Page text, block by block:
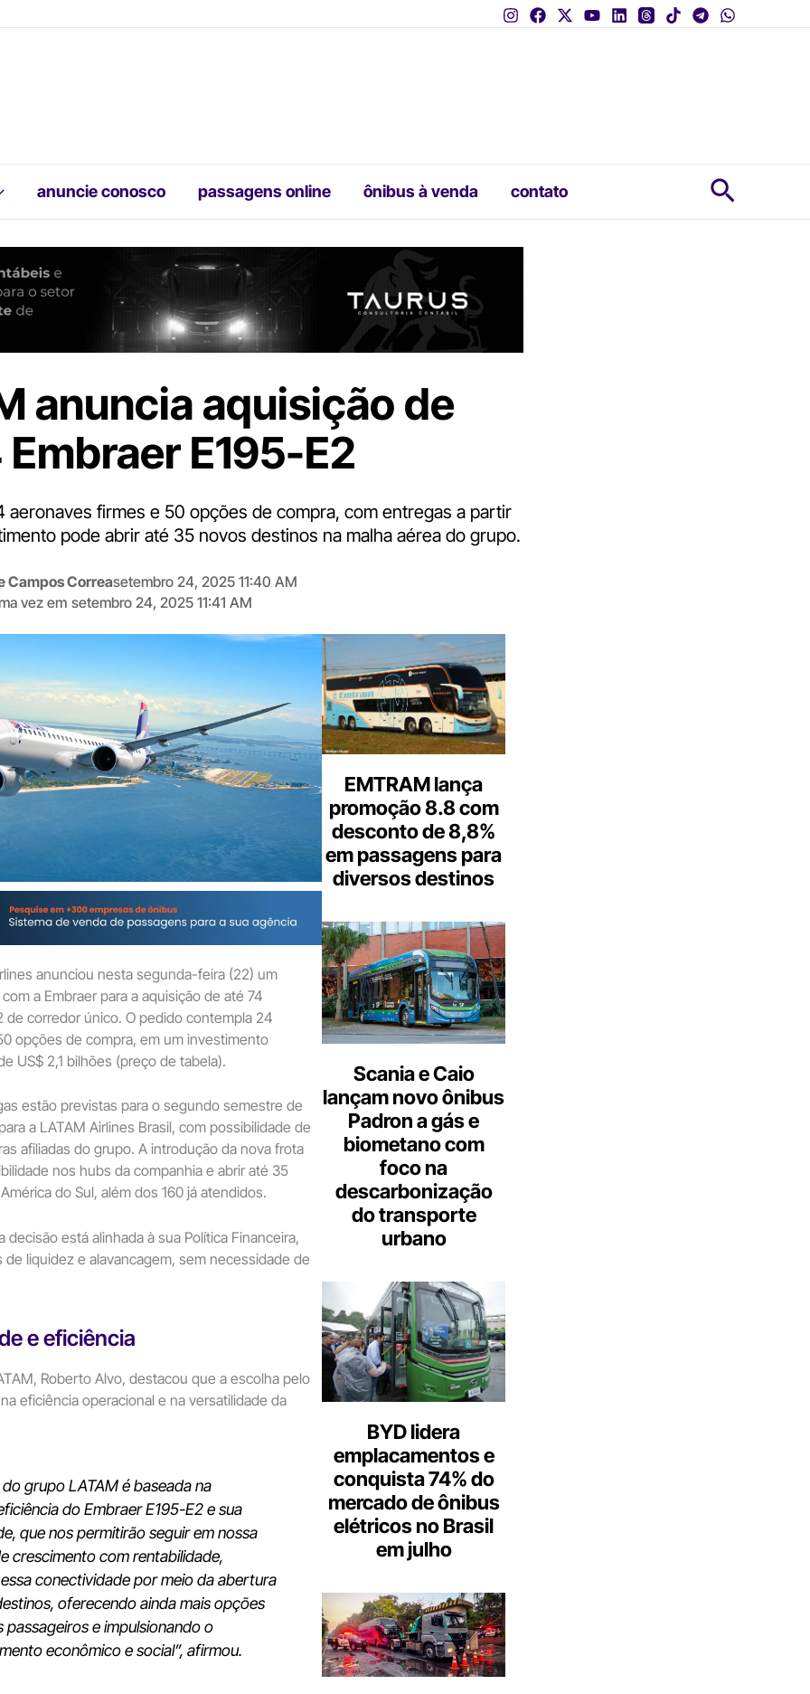
anuncie conosco passagens online ônibus à venda contato
anuncia aquisição de
E195-E2
aeronaves firmes e 50 opções de compra, com entregas a partir
pode abrir até 35 novos destinos na malha aérea do grupo.
Campos Correasetembro 24, 2025 11:40 AM
vez em setembro 24, 2025 11:41 AM
anunciou nesta segunda-feira (22) um
a Embraer para a aquisição de até 74
de corredor único. O pedido contempla 24
opções de compra, em um investimento
US$ 2,1 bilhões (preço de tabela).
estão previstas para o segundo semestre de
a LATAM Airlines Brasil, com possibilidade de
afiliadas do grupo. A introdução da nova frota
nos hubs da companhia e abrir até 35
do Sul, além dos 160 já atendidos.
decisão está alinhada à sua Política Financeira,
de liquidez e alavancagem, sem necessidade de
e eficiência
Roberto Alvo, destacou que a escolha pelo
eficiência operacional e na versatilidade da
grupo LATAM é baseada na
do Embraer E195-E2 e sua
que nos permitirão seguir em nossa
crescimento com rentabilidade,
conectividade por meio da abertura
oferecendo ainda mais opções
passageiros e impulsionando o
econômico e social”, afirmou.
EMTRAM lança
promoção 8.8 com
desconto de 8,8%
em passagens para
diversos destinos
Scania e Caio
lançam novo ônibus
Padron a gás e
biometano com
foco na
descarbonização
do transporte
urbano
BYD lidera
emplacamentos e
conquista 74% do
mercado de ônibus
elétricos no Brasil
em julho
Digite
aqui
o
seu
e-
mail